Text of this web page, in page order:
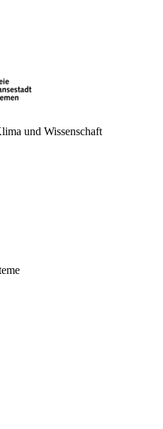
und Wissenschaft